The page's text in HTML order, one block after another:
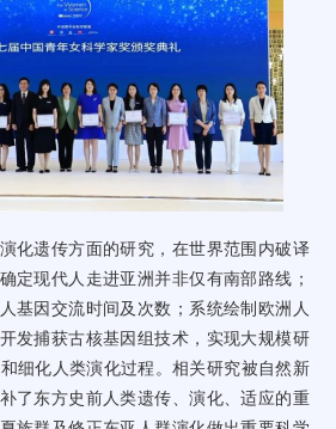
化遗传方面的研究，在世界范围内破译
定现代人走进亚洲并非仅有南部路线；
基因交流时间及次数；系统绘制欧洲人
发捕获古核基因组技术，实现大规模研
细化人类演化过程。相关研究被自然新
了东方史前人类遗传、演化、适应的重